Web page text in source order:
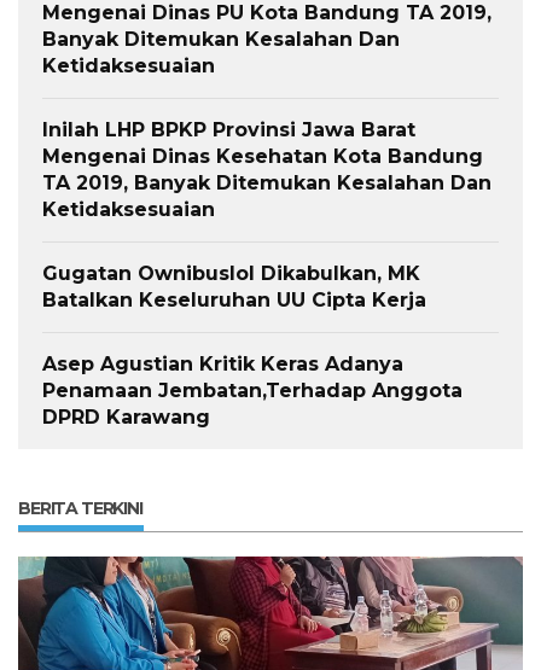
Mengenai Dinas PU Kota Bandung TA 2019,
Banyak Ditemukan Kesalahan Dan
Ketidaksesuaian
Inilah LHP BPKP Provinsi Jawa Barat
Mengenai Dinas Kesehatan Kota Bandung
TA 2019, Banyak Ditemukan Kesalahan Dan
Ketidaksesuaian
Gugatan Ownibuslol Dikabulkan, MK
Batalkan Keseluruhan UU Cipta Kerja
Asep Agustian Kritik Keras Adanya
Penamaan Jembatan,Terhadap Anggota
DPRD Karawang
BERITA TERKINI